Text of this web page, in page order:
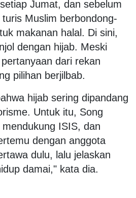
Jumat, dan sebelum
Muslim berbondong-
makanan halal. Di sini,
dengan hijab. Meski
dari rekan
pilihan berjilbab.
hijab sering dipandang
Untuk itu, Song
ISIS, dan
dengan anggota
dulu, lalu jelaskan
damai," kata dia.